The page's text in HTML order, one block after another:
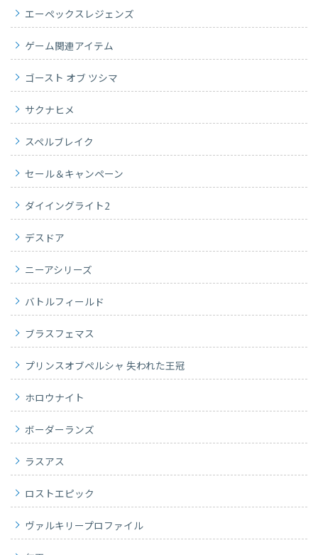
エーペックスレジェンズ
ゲーム関連アイテム
ゴースト オブ ツシマ
サクナヒメ
スペルブレイク
セール＆キャンペーン
ダイイングライト2
デスドア
ニーアシリーズ
バトルフィールド
ブラスフェマス
プリンスオブペルシャ 失われた王冠
ホロウナイト
ボーダーランズ
ラスアス
ロストエピック
ヴァルキリープロファイル